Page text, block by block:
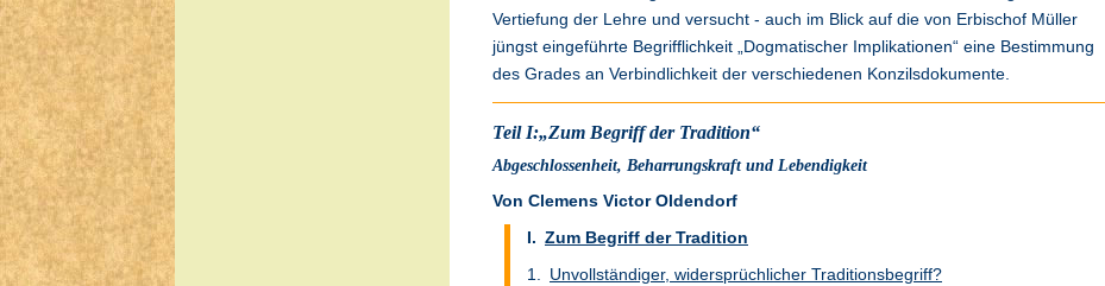
Vertiefung der Lehre und versucht - auch im Blick auf die von Erbischof Müller
jüngst eingeführte Begrifflichkeit „Dogmatischer Implikationen“ eine Bestimmung
des Grades an Verbindlichkeit der verschiedenen Konzilsdokumente.
Teil I:„Zum Begriff der Tradition“
Abgeschlossenheit, Beharrungskraft und Lebendigkeit
Von Clemens Victor Oldendorf
I. Zum Begriff der Tradition
Unvollständiger, widersprüchlicher Traditionsbegriff?